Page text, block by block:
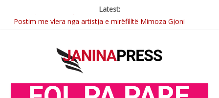
Latest:
Postim me vlera nga artistja e mirëfilltë Mimoza Gjoni
Brahim Çekaj njē veprimtar i respektuar i çeshtjës kombëtare
Sulm , pse të dua ty